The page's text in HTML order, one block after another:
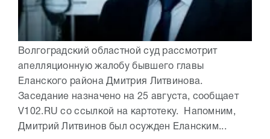
Волгоградский областной суд рассмотрит
апелляционную жалобу бывшего главы
Еланского района Дмитрия Литвинова.
Заседание назначено на 25 августа, сообщает
V102.RU со ссылкой на картотеку. Напомним,
Дмитрий Литвинов был осужден Еланским...